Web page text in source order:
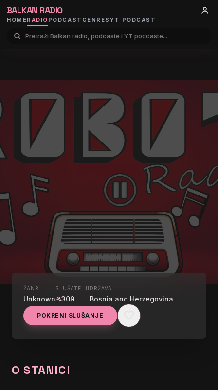
BALKAN RADIO
HOMERADIO PODCAST GENRES YT PODCAST
UŽIVO
ROBOT HIT RADIO
graphic_eq
ŽANR
Unknown
SLUŠATELJI
group309
DRŽAVA
Bosnia and Herzegovina
POKRENI SLUŠANJE
O STANICI